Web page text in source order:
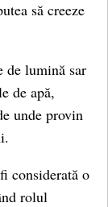
să creeze
de lumină sar
de apă,
unde provin
considerată o
rolul